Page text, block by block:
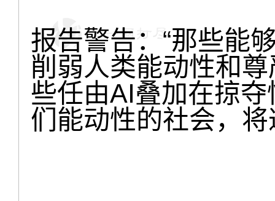
报告警告：“那些能
削弱人类能动性和
些任由AI叠加在掠
们能动性的社会，